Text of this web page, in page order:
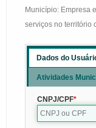
Município: Empresa
serviços no território
Dados do
Atividades
CNPJ/CPF